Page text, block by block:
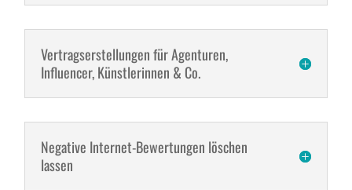
Vertragserstellungen für Agenturen,
Influencer, Künstlerinnen & Co.
Negative Internet-Bewertungen löschen
lassen